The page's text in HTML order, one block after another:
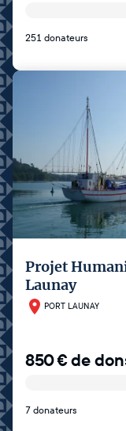
251 donateurs
Projet
Launay
PORT LAUNAY
850€de
7 donateurs